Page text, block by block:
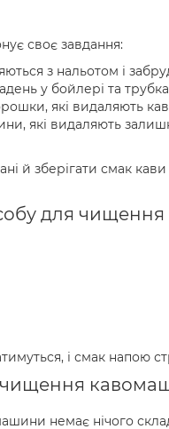
своє завдання:
з нальотом і
у бойлері та
які видаляють
які видаляють
й зберігати смак
для чищення
і смак напою
чищення
немає нічого